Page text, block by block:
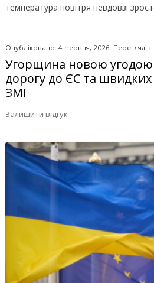
температура повітря невдовзі
Опубліковано: 4 Червня, 2026.
Угорщина новою угодою
дорогу до ЄС та швидких
ЗМІ
Залишити відгук